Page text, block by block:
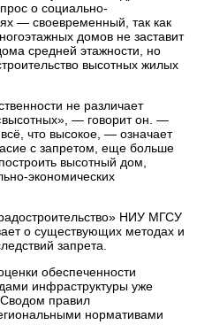
о социально-
— своевременный, так как
домов не заставит
средней этажности, но
высотных жилых
не различает
— говорит он. —
что высокое, — означает
с запретом, еще больше
высотный дом,
экономических
НИУ МГСУ
о существующих методах и
запрета.
обеспеченности
инфраструктуры уже
правил
нормативами